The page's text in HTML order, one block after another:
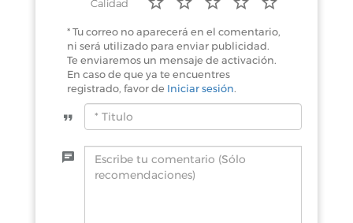
Calidad
* Tu correo no aparecerá en el comentario,
ni será utilizado para enviar publicidad.
Te enviaremos un mensaje de activación.
En caso de que ya te encuentres
registrado, favor de Iniciar sesión.